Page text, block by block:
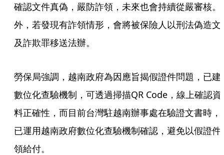
確認文件真偽，嚴防詐領，未來也會持續從嚴審核。
外，若發現有詐領情形，會將被保險人以刑法偽造文
及詐欺罪移送法辦。
勞保局強調，越南政府為因應旨揭假證件問題，已建
數位化查驗機制，可透過掃描QR Code，線上確認資
料正確性，而目前台灣駐越南辦事處在驗證文書時，
已運用越南政府數位化查驗機制確認，避免以假證件
領給付。